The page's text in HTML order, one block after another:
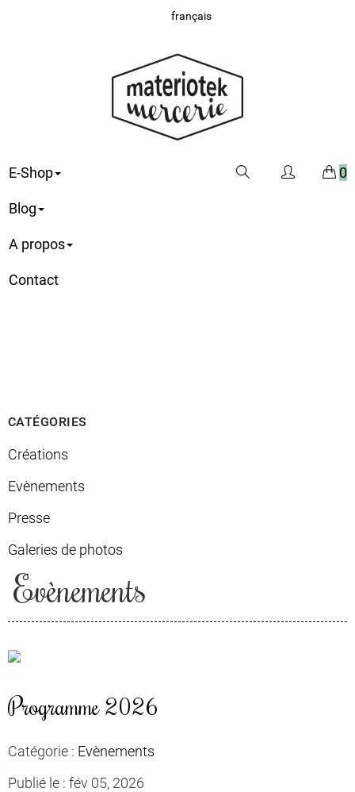
français
E-Shop
Blog
A propos
Contact
0
CATÉGORIES
Créations
Evènements
Presse
Galeries de photos
Evènements
Programme 2026
Catégorie : Evènements
Publié le : fév 05, 2026